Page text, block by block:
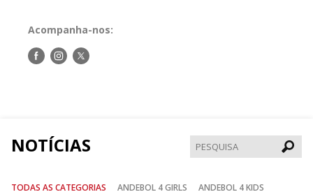
Acompanha-nos:
Siga-Siga-Siga-
NOTÍCIAS
TODAS AS CATEGORIAS ANDEBOL 4 GIRLS
ANDEBOL 4 KIDS